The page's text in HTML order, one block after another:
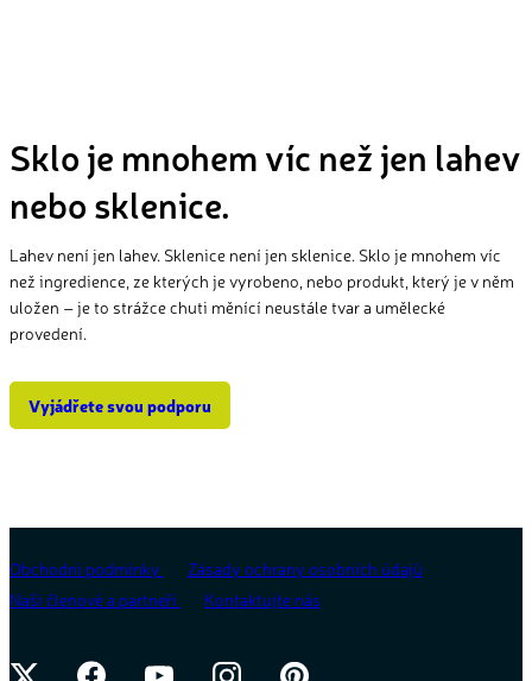
Sklo je mnohem víc než jen lahev
nebo sklenice.
Lahev není jen lahev. Sklenice není jen sklenice. Sklo je mnohem víc
než ingredience, ze kterých je vyrobeno, nebo produkt, který je v něm
uložen – je to strážce chuti měnící neustále tvar a umělecké
provedení.
Vyjádřete svou podporu
Obchodní podmínky
Zásady ochrany osobních údajů
Naši členové a partneři
Kontaktujte nás